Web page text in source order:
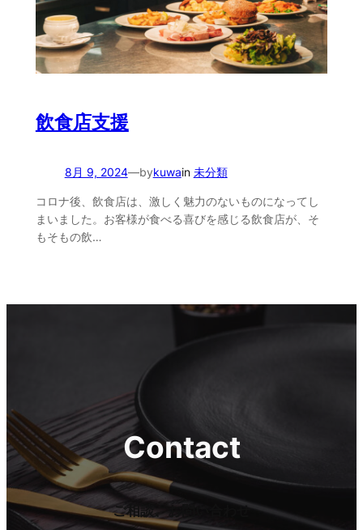
飲食店支援
8月 9, 2024—bykuwain 未分類
コロナ後、飲食店は、激しく魅力のないものになってし
まいました。お客様が食べる喜びを感じる飲食店が、そ
もそもの飲…
Contact
ご相談、お問い合わせ